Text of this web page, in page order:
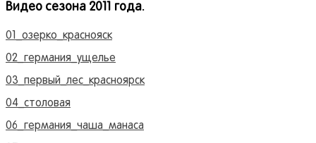
Видео сезона 2011 года.
01_озерко_краснояск
02_германия_ущелье
03_первый_лес_красноярск
04_столовая
06_германия_чаша_манаса